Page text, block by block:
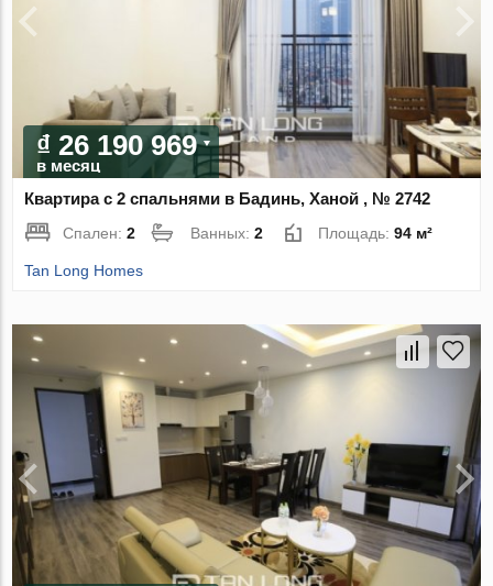
₫ 26 190 969
в месяц
Квартира с 2 спальнями в Бадинь, Ханой , № 2742
Спален:2 Ванных:2 Площадь:94 м²
Tan Long Homes